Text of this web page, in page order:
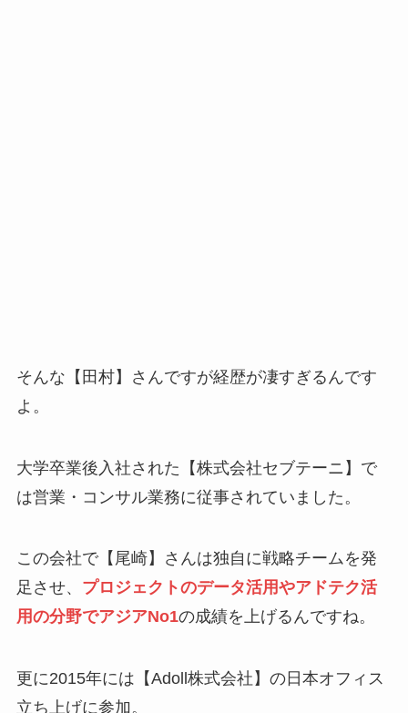
そんな【田村】さんですが経歴が凄すぎるんです
よ。
大学卒業後入社された【株式会社セブテーニ】で
は営業・コンサル業務に従事されていました。
この会社で【尾崎】さんは独自に戦略チームを発
足させ、 プロジェクトのデータ活用やアドテク活
用の分野でアジアNo1の成績を上げるんですね。
更に2015年には【Adoll株式会社】の日本オフィス
立ち上げに参加。